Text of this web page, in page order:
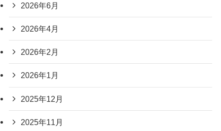
2026年6月
2026年4月
2026年2月
2026年1月
2025年12月
2025年11月